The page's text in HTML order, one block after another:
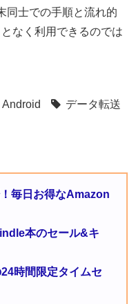
同士での手順と流れ的
なく利用できるのでは
Android データ転送
毎日お得なAmazon
本のセール&キ
時間限定タイムセ